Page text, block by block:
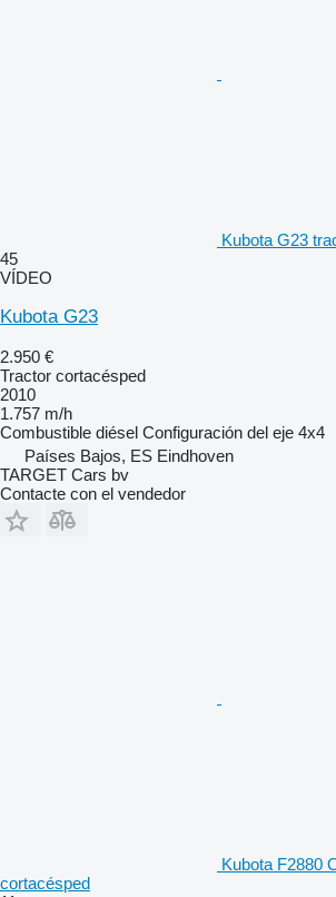
Kubota G23
45
VÍDEO
Kubota G23
2.950 €
Tractor cortacésped
2010
1.757 m/h
Combustible diésel Configuración del eje 4x4
Países Bajos, ES Eindhoven
TARGET Cars bv
Contacte con el vendedor
Kubota F2880
cortacésped